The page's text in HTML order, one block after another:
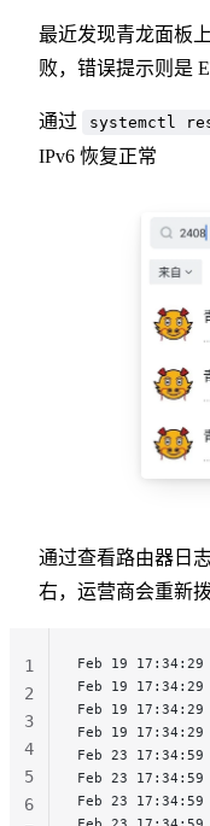
最近发现青龙面板
败，错误提示则是
通过 systemctl
IPv6 恢复正常
通过查看路由器日
右，运营商会重新
Feb 19
Feb 19
Feb 19
Feb 19
Feb 23
Feb 23
Feb 23
1
2
3
4
5
6